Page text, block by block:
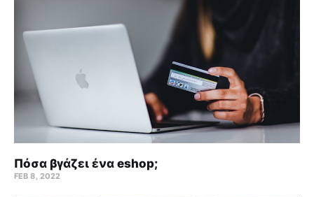
Πόσα βγάζει ένα eshop;
FEB 8, 2022